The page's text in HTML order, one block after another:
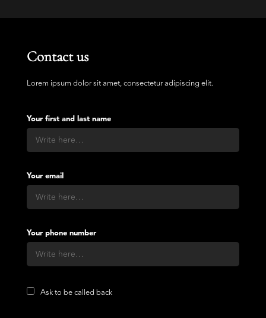
Contact us
Lorem ipsum dolor sit amet, consectetur adipiscing elit.
Your first and last name
Your email
Your phone number
Ask to be called back